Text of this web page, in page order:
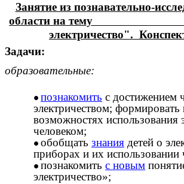
Занятие из познавательно-
области на тему
электричество".
Задачи:
образовательные:
познакомить с достижением
электричеством; формировать
возможностях использования
человеком;
обобщать знания детей о
приборах и их использовании
познакомить с новым
электричество»;